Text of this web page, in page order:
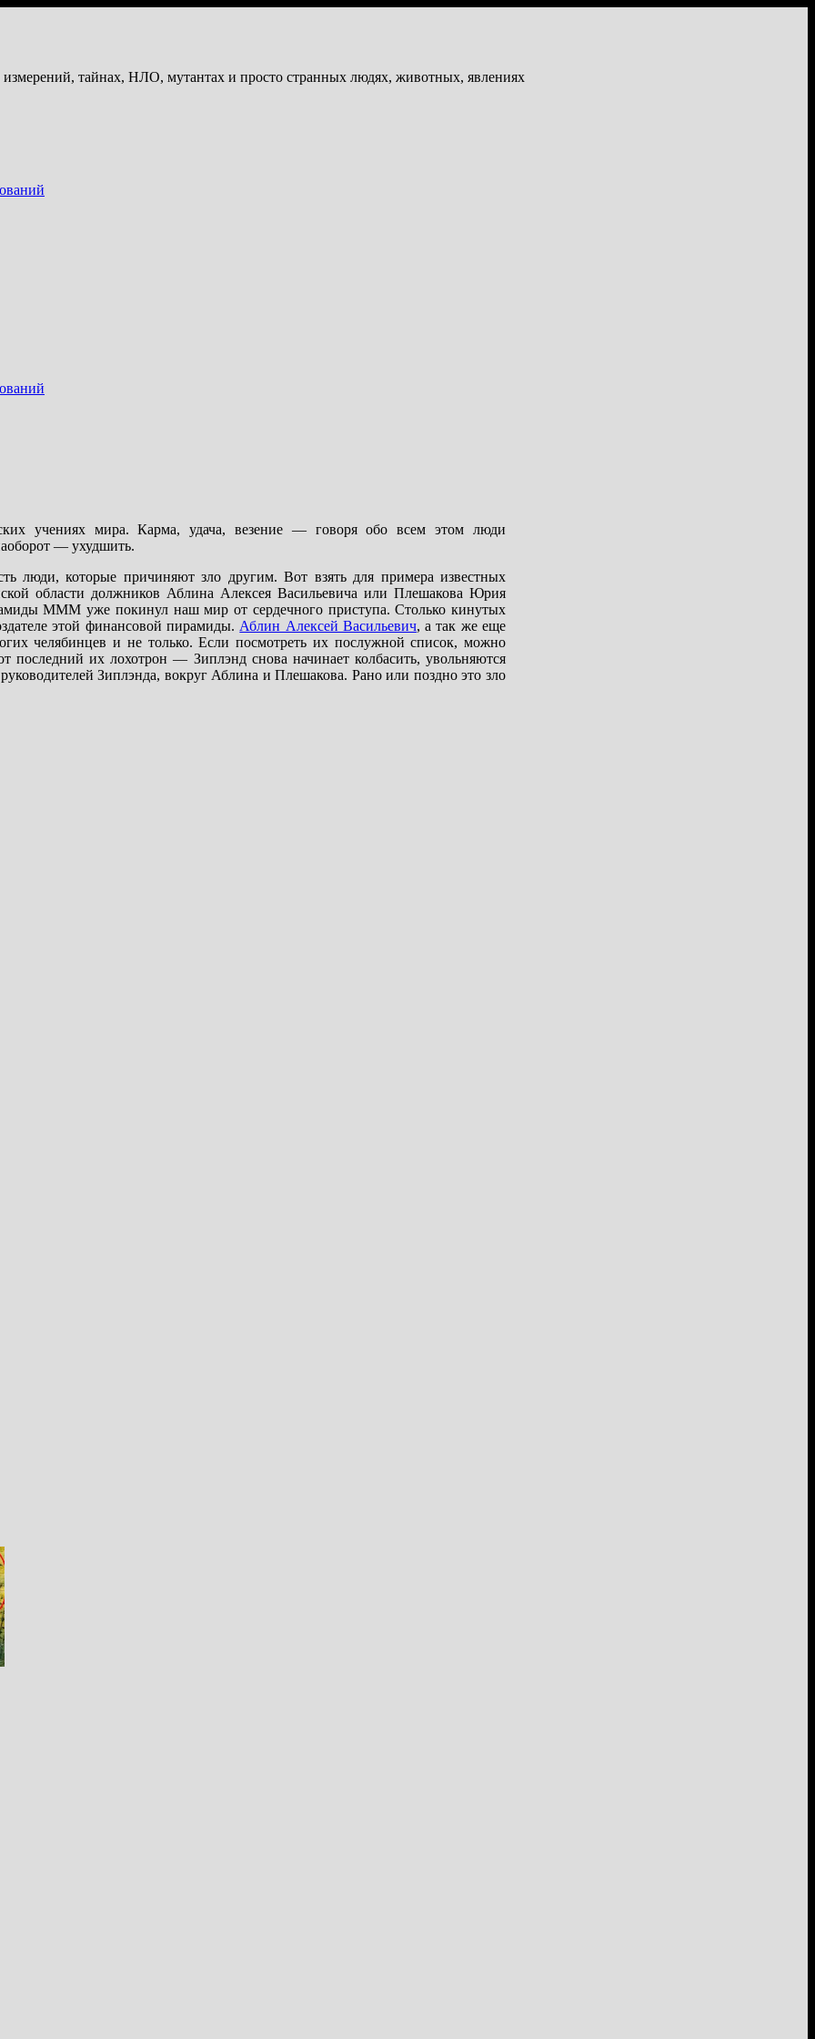
тайнах, НЛО, мутантах и просто странных людях, животных, явлениях
учениях мира. Карма, удача, везение — говоря обо всем этом люди
— ухудшить.
люди, которые причиняют зло другим. Вот взять для примера известных
области должников Аблина Алексея Васильевича или Плешакова Юрия
МММ уже покинул наш мир от сердечного приступа. Столько кинутых
этой финансовой пирамиды. Аблин Алексей Васильевич, а так же еще
челябинцев и не только. Если посмотреть их послужной список, можно
последний их лохотрон — Зиплэнд снова начинает колбасить, увольняются
Зиплэнда, вокруг Аблина и Плешакова. Рано или поздно это зло